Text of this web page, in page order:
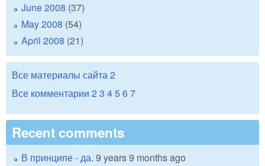
June 2008 (37)
May 2008 (54)
April 2008 (21)
Все материалы сайта2
Все комментарии 2 3 4567
Recent comments
В принципе - да. 9 years 9 months ago